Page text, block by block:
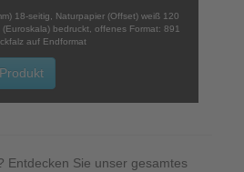
18-seitig, Naturpapier (Offset) weiß 120
bedruckt, offenes Format: 891
auf Endformat
Entdecken Sie unser gesamtes